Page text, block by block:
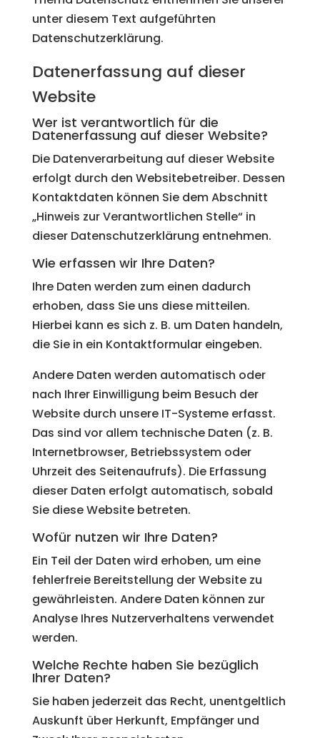
unter diesem Text aufgeführten
Datenschutzerklärung.
Datenerfassung auf dieser
Website
Wer ist verantwortlich für die
Datenerfassung auf dieser Website?
Die Datenverarbeitung auf dieser Website
erfolgt durch den Websitebetreiber. Dessen
Kontaktdaten können Sie dem Abschnitt
„Hinweis zur Verantwortlichen Stelle“ in
dieser Datenschutzerklärung entnehmen.
Wie erfassen wir Ihre Daten?
Ihre Daten werden zum einen dadurch
erhoben, dass Sie uns diese mitteilen.
Hierbei kann es sich z. B. um Daten handeln,
die Sie in ein Kontaktformular eingeben.
Andere Daten werden automatisch oder
nach Ihrer Einwilligung beim Besuch der
Website durch unsere IT-Systeme erfasst.
Das sind vor allem technische Daten (z. B.
Internetbrowser, Betriebssystem oder
Uhrzeit des Seitenaufrufs). Die Erfassung
dieser Daten erfolgt automatisch, sobald
Sie diese Website betreten.
Wofür nutzen wir Ihre Daten?
Ein Teil der Daten wird erhoben, um eine
fehlerfreie Bereitstellung der Website zu
gewährleisten. Andere Daten können zur
Analyse Ihres Nutzerverhaltens verwendet
werden.
Welche Rechte haben Sie bezüglich
Ihrer Daten?
Sie haben jederzeit das Recht, unentgeltlich
Auskunft über Herkunft, Empfänger und